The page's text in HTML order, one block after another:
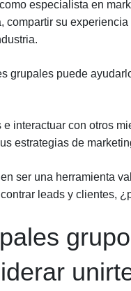
especialista en
compartir su
grupales puede
interactuar con otros
estrategias de
ser una herramienta
leads y clientes,